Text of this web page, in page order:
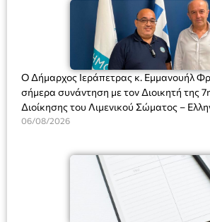
Ο Δήμαρχος Ιεράπετρας κ. Εμμανουήλ
σήμερα συνάντηση με τον Διοικητή της
Διοίκησης του Λιμενικού Σώματος –
Ακτοφυλακής (Λ.Σ.-ΕΛ.ΑΚΤ.),
06/08/2026